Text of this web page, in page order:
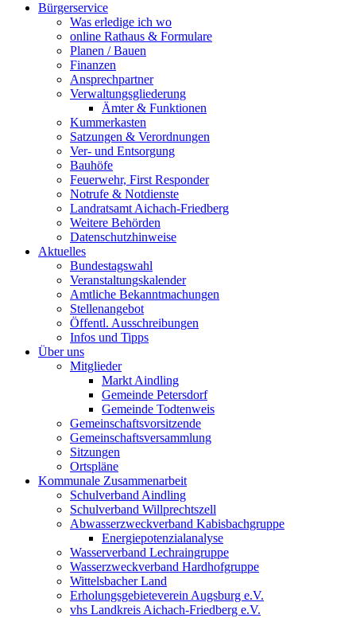
Bürgerservice
Was erledige ich wo
online Rathaus & Formulare
Planen / Bauen
Finanzen
Ansprechpartner
Verwaltungsgliederung
Ämter & Funktionen
Kummerkasten
Satzungen & Verordnungen
Ver- und Entsorgung
Bauhöfe
Feuerwehr, First Responder
Notrufe & Notdienste
Landratsamt Aichach-Friedberg
Weitere Behörden
Datenschutzhinweise
Aktuelles
Bundestagswahl
Veranstaltungskalender
Amtliche Bekanntmachungen
Stellenangebot
Öffentl. Ausschreibungen
Infos und Tipps
Über uns
Mitglieder
Markt Aindling
Gemeinde Petersdorf
Gemeinde Todtenweis
Gemeinschaftsvorsitzende
Gemeinschaftsversammlung
Sitzungen
Ortspläne
Kommunale Zusammenarbeit
Schulverband Aindling
Schulverband Willprechtszell
Abwasserzweckverband Kabisbachgruppe
Energiepotenzialanalyse
Wasserverband Lechraingruppe
Wasserzweckverband Hardhofgruppe
Wittelsbacher Land
Erholungsgebieteverein Augsburg e.V.
vhs Landkreis Aichach-Friedberg e.V.